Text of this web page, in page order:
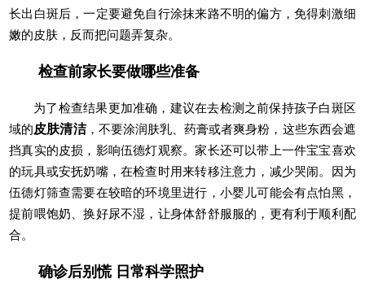
长出白斑后，一定要避免自行涂抹来路不明的偏方，免得刺激细
嫩的皮肤，反而把问题弄复杂。
检查前家长要做哪些准备
为了检查结果更加准确，建议在去检测之前保持孩子白斑区
域的皮肤清洁，不要涂润肤乳、药膏或者爽身粉，这些东西会遮
挡真实的皮损，影响伍德灯观察。家长还可以带上一件宝宝喜欢
的玩具或安抚奶嘴，在检查时用来转移注意力，减少哭闹。因为
伍德灯筛查需要在较暗的环境里进行，小婴儿可能会有点怕黑，
提前喂饱奶、换好尿不湿，让身体舒舒服服的，更有利于顺利配
合。
确诊后别慌 日常科学照护